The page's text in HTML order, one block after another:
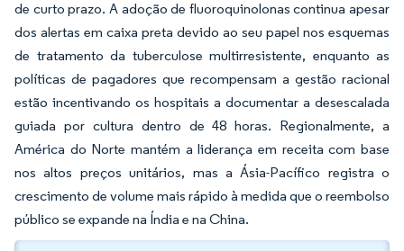
de curto prazo. A adoção de fluoroquinolonas continua apesar
dos alertas em caixa preta devido ao seu papel nos esquemas
de tratamento da tuberculose multirresistente, enquanto as
políticas de pagadores que recompensam a gestão racional
estão incentivando os hospitais a documentar a desescalada
guiada por cultura dentro de 48 horas. Regionalmente, a
América do Norte mantém a liderança em receita com base
nos altos preços unitários, mas a Ásia-Pacífico registra o
crescimento de volume mais rápido à medida que o reembolso
público se expande na Índia e na China.